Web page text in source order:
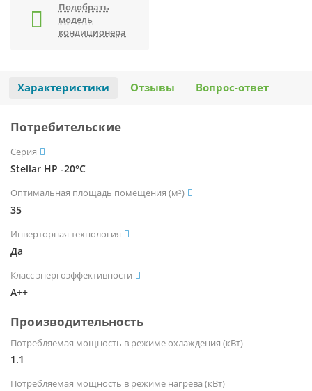
Подобрать
модель
кондиционера
Характеристики Отзывы Вопрос-ответ
Потребительские
Серия
Stellar HP -20°С
Оптимальная площадь помещения (м²)
35
Инверторная технология
Да
Класс энергоэффективности
A++
Производительность
Потребляемая мощность в режиме охлаждения (кВт)
1.1
Потребляемая мощность в режиме нагрева (кВт)